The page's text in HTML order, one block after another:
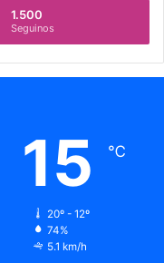
1.500
Seguinos
15 ℃
20º - 12º
74%
5.1 km/h